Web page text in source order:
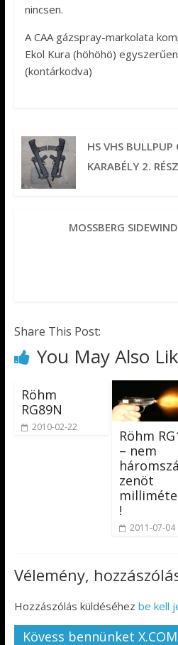
nincsen.
A CAA gázspray-markolata
Ekol Kura (höhöhö)
(kontárkodva)
HS VHS
KARABÉLY 2. RÉSZ
MOSSBERG
Share This Post:
You May Also
Röhm
RG89N
2010-02-22
Röhm
– nem
zenöt
!
2011-07-04
Vélemény,
Hozzászólás küldéséhez be kell
Kövess bennünket